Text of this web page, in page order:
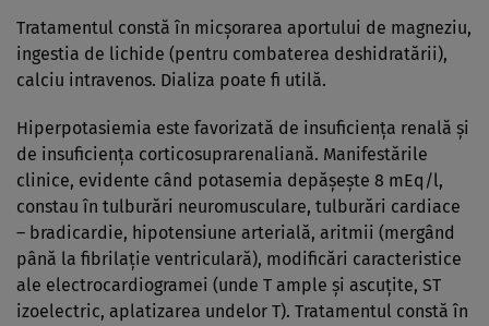
Tratamentul constă în micşorarea aportului de magneziu,
ingestia de lichide (pentru combaterea deshidratării),
calciu intravenos. Dializa poate fi utilă.
Hiperpotasiemia este favorizată de insuficienţa renală şi
de insuficienţa corticosuprarenaliană. Manifestările
clinice, evidente când potasemia depăşeşte 8 mEq/l,
constau în tulburări neuromusculare, tulburări cardiace
– bradicardie, hipotensiune arterială, aritmii (mergând
până la fibrilaţie ventriculară), modificări caracteristice
ale electrocardiogramei (unde T ample şi ascuţite, ST
izoelectric, aplatizarea undelor T). Tratamentul constă în